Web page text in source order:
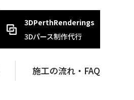
施工の流れ・FAQ
3DPerthRenderings
3Dパース制作代行